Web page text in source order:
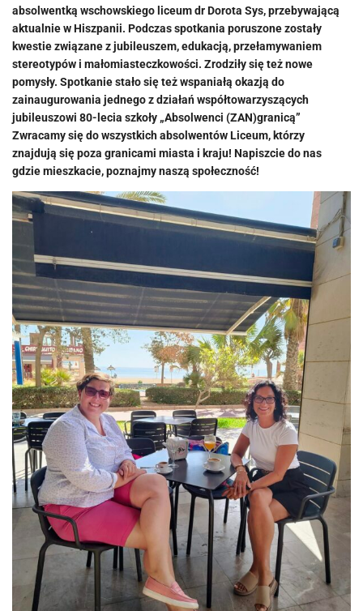
absolwentką wschowskiego liceum dr Dorota Sys, przebywającą
aktualnie w Hiszpanii. Podczas spotkania poruszone zostały
kwestie związane z jubileuszem, edukacją, przełamywaniem
stereotypów i małomiasteczkowości. Zrodziły się też nowe
pomysły. Spotkanie stało się też wspaniałą okazją do
zainaugurowania jednego z działań współtowarzyszących
jubileuszowi 80-lecia szkoły „Absolwenci (ZAN)granicą”
Zwracamy się do wszystkich absolwentów Liceum, którzy
znajdują się poza granicami miasta i kraju! Napiszcie do nas
gdzie mieszkacie, poznajmy naszą społeczność!